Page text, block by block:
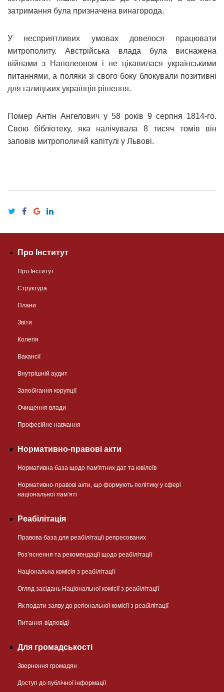
затримання була призначена винагорода.
У несприятливих умовах довелося працювати
митрополиту. Австрійська влада була виснажена
війнами з Наполеоном і не цікавилася українськими
питаннями, а поляки зі свого боку блокували позитивні
для галицьких українців рішення.
Помер Антін Ангелович у 58 років 9 серпня 1814-го.
Свою бібліотеку, яка налічувала 8 тисяч томів він
заповів митрополичій капітулі у Львові.
Про Інститут
Про Інститут
Структура
Плани
Звіти
Колегія
Вакансії
Внутрішній аудит
Запобігання корупції
Очищення влади
Професійне навчання
Нормативно-правові акти
Нормативна база щодо пам'ятних дат та ювілеїв
Нормативно-правові акти, що формують політику у сфері
національної памʼяті
Реабілітація
Правова база для реабілітації репресованих
Розʼяснення та рекомендації щодо реабілітації
Національна комісія з реабілітації
Огляд засідань Національної комісії з реабілітації
Як подати заяву до регіональної комісії з реабілітації
Питання-відповіді
Для громадськості
Звернення громадян
Доступ до публічної інформації